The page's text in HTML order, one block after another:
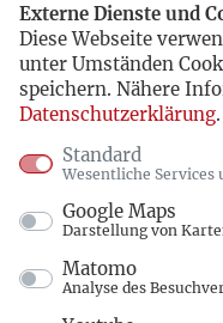
Externe Dienste und
Diese Webseite
unter Umständen
speichern. Nähere
Datenschutzerklärung.
Standard
Wesentliche Services
Google Maps
Darstellung von
Matomo
Analyse des